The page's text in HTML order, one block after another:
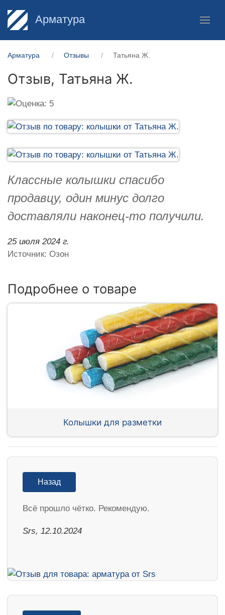
Арматура
Арматура Отзывы Татьяна Ж.
Отзыв, Татьяна Ж.
Классные колышки спасибо
продавцу, один минус долго
доставляли наконец-то получили.
25 июля 2024 г.
Источник: Озон
Подробнее о товаре
Колышки для разметки
Назад
Всё прошло чётко. Рекомендую.
Srs, 12.10.2024